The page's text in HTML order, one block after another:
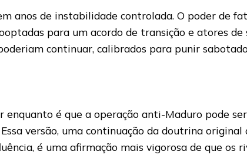
anos de instabilidade controlada. O poder de
para um acordo de transição e atores
continuar, calibrados para punir
enquanto é que a operação anti-Maduro pode
Essa versão, uma continuação da doutrina
é uma afirmação mais vigorosa de que os